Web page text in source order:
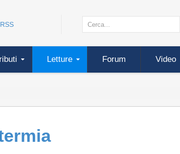
RSS
Letture Forum Video